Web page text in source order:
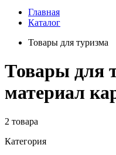
Главная
Каталог
Товары для туризма
Товары для
материал
2 товара
Категория